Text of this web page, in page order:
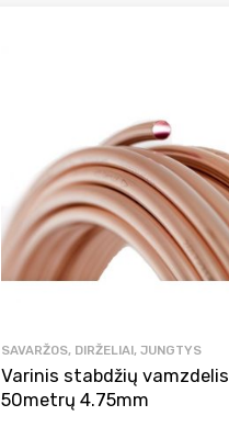
SAVARŽOS, DIRŽELIAI, JUNGTYS
Varinis stabdžių vamzdelis
50metrų 4.75mm